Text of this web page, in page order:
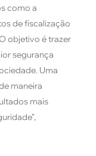
como a
de fiscalização
objetivo é trazer
segurança
Uma
maneira
mais